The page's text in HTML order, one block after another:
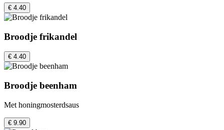
€ 4.40
Broodje frikandel
€ 4.40
Broodje beenham
Met honingmosterdsaus
€ 9.90